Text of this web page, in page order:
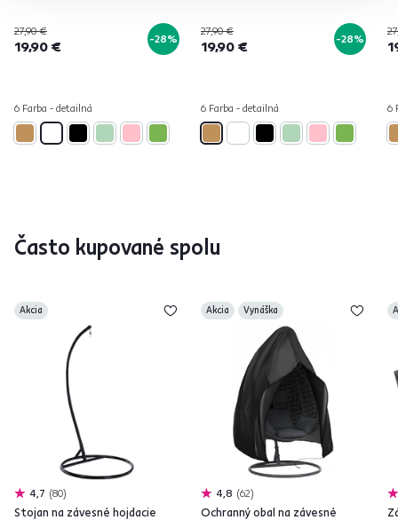
27,90 €
19,90 € -28%
6 Farba - detailná
27,90 €
19,90 € -28%
6 Farba - detailná 6
Často kupované spolu
Akcia
4,7 80
Stojan na závesné hojdacie
Akcia Vynáška
4,8 62
Ochranný obal na závesné